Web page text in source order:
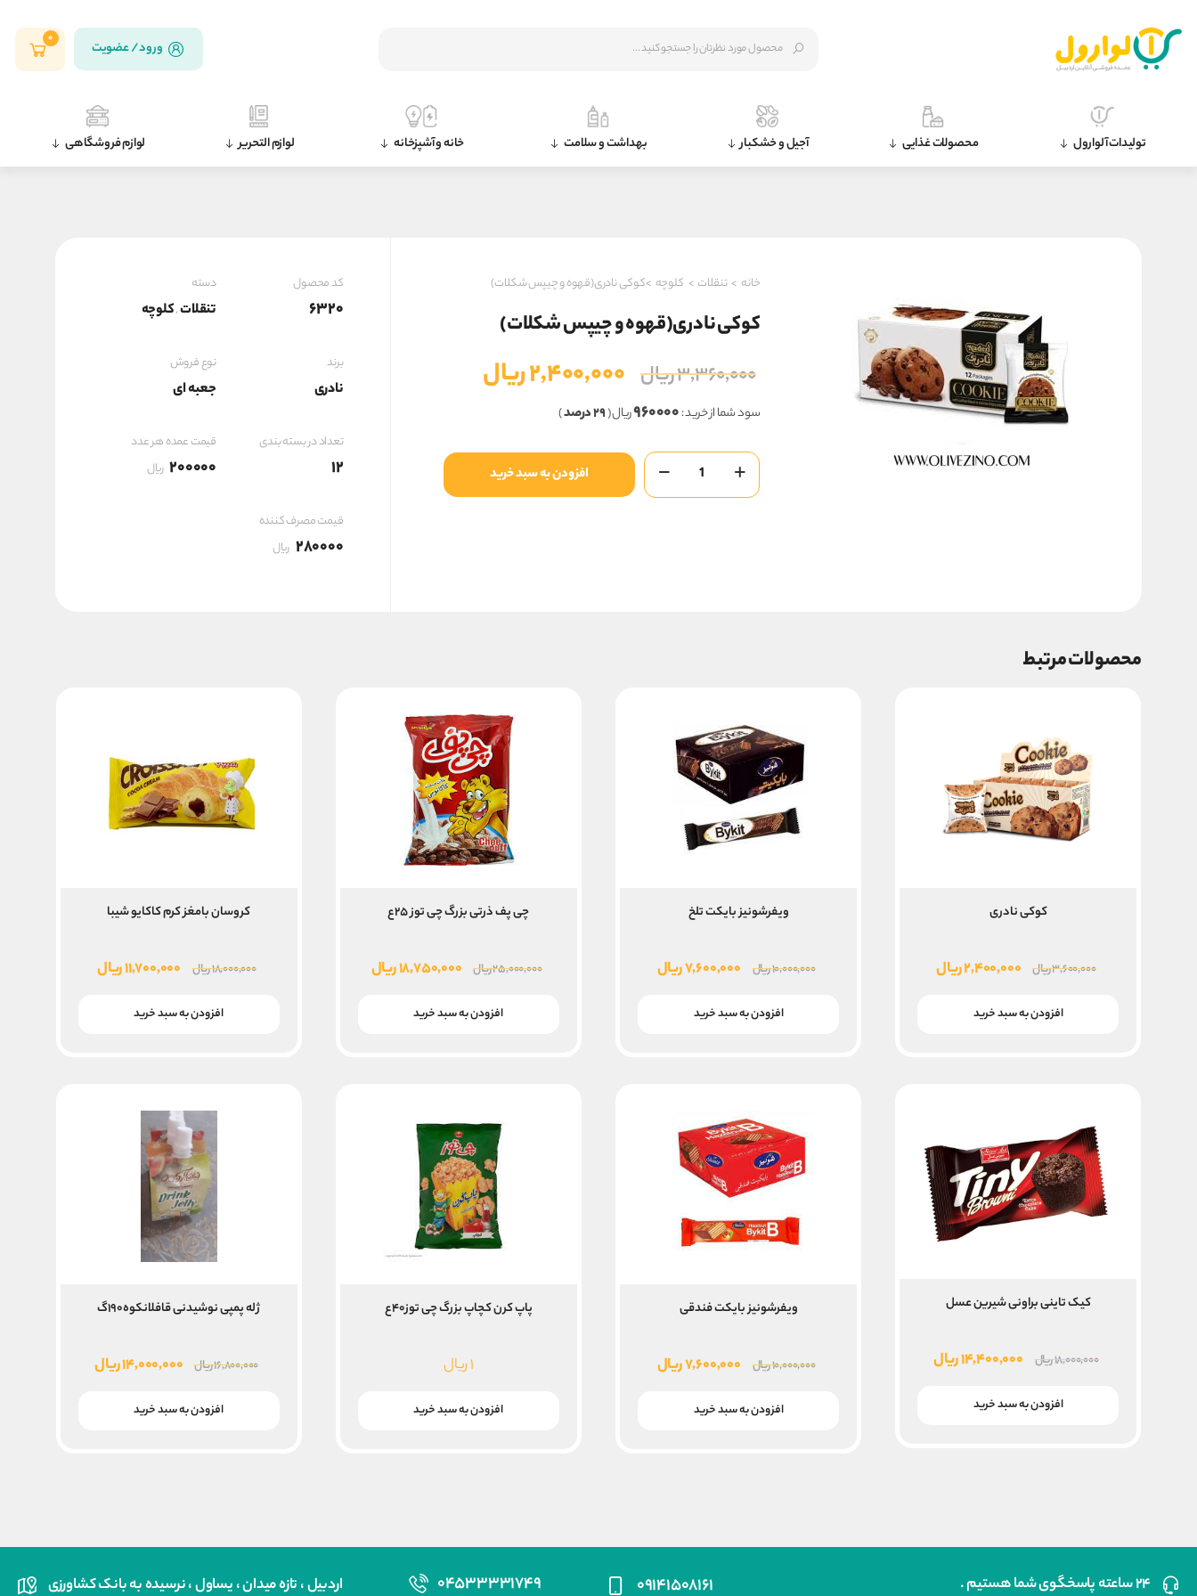
ورود / عضویت
0
تولیدات آلوارول محصولات غذایی آجیل و خشکبار بهداشت و سلامت خانه و آشپزخانه لوازم التحریر لوازم فروشگاهی
خانه > تنقلات > کلوچه >کوکی نادری(قهوه و چیپس شکلات)
کوکی نادری(قهوه و چیپس شکلات)
۳,۳۶۰,۰۰۰ریال قیمت
اصلی
بود.
۲,۴۰۰,۰۰۰ریالقیمت
فعلی
است.
سود شما از خرید :۹۶۰۰۰۰ریال (۲۹ درصد )
کوکی
نادری(قهوه
افزودن به سبد خرید
کد محصول
6320
دسته
تنقلات,کلوچه
برند
نادری
نوع فروش
جعبه ای
تعداد در بسته بندی
12
قیمت عمده هر عدد
200000 ریال
قیمت مصرف کننده
280000 ریال
محصولات مرتبط
کوکی نادری
۳,۶۰۰,۰۰۰ریال قیمت
۲,۴۰۰,۰۰۰ریالقیمت
افزودن به سبد خرید
ویفرشونیز بایکت تلخ
۱۰,۰۰۰,۰۰۰ریال
قیمت
۷,۶۰۰,۰۰۰ریالقیمت
افزودن به سبد خرید
چی پف ذرتی بزرگ چی توز ۲۵ع
۲۵,۰۰۰,۰۰۰ریال
قیمت
۱۸,۷۵۰,۰۰۰ریالقیمت
افزودن به سبد خرید
کروسان بامغز کرم کاکایو شیبا
۱۸,۰۰۰,۰۰۰ریال
قیمت
۱۱,۷۰۰,۰۰۰ریالقیمت
افزودن به سبد خرید
کیک تاینی براونی شیرین عسل
۱۸,۰۰۰,۰۰۰ریال
قیمت
۱۴,۴۰۰,۰۰۰ریالقیمت
افزودن به سبد خرید
ویفرشونیز بایکت فندقی
۱۰,۰۰۰,۰۰۰ریال
قیمت
۷,۶۰۰,۰۰۰ریالقیمت
افزودن به سبد خرید
پاپ کرن کچاپ بزرگ چی توز۴۰ع
۱ریال
افزودن به سبد خرید
ژله پمپی نوشیدنی قافلانکوه۱۹۰گ
۱۶,۸۰۰,۰۰۰ریال
قیمت
۱۴,۰۰۰,۰۰۰ریالقیمت
افزودن به سبد خرید
۲۴ ساعته پاسخگوی شما هستیم . ۰۹۱۴۱۵۰۸۱۶۱ ۰۴۵۳۳۳۳۱۷۴۹ اردبیل ، تازه میدان ، یساول ، نرسیده به بانک کشاورزی